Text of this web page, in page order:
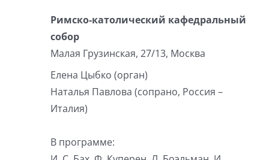
Римско-католический кафедральный
собор
Малая Грузинская, 27/13, Москва
Елена Цыбко (орган)
Наталья Павлова (сопрано, Россия –
Италия)
В программе: